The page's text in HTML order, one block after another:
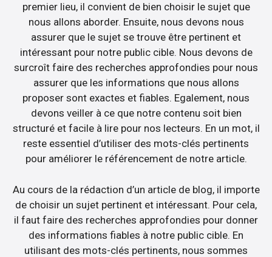
premier lieu, il convient de bien choisir le sujet que
nous allons aborder. Ensuite, nous devons nous
assurer que le sujet se trouve être pertinent et
intéressant pour notre public cible. Nous devons de
surcroît faire des recherches approfondies pour nous
assurer que les informations que nous allons
proposer sont exactes et fiables. Egalement, nous
devons veiller à ce que notre contenu soit bien
structuré et facile à lire pour nos lecteurs. En un mot, il
reste essentiel d’utiliser des mots-clés pertinents
pour améliorer le référencement de notre article.
Au cours de la rédaction d’un article de blog, il importe
de choisir un sujet pertinent et intéressant. Pour cela,
il faut faire des recherches approfondies pour donner
des informations fiables à notre public cible. En
utilisant des mots-clés pertinents, nous sommes